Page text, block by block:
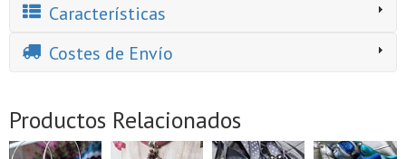
Características
Costes de Envío
Productos Relacionados